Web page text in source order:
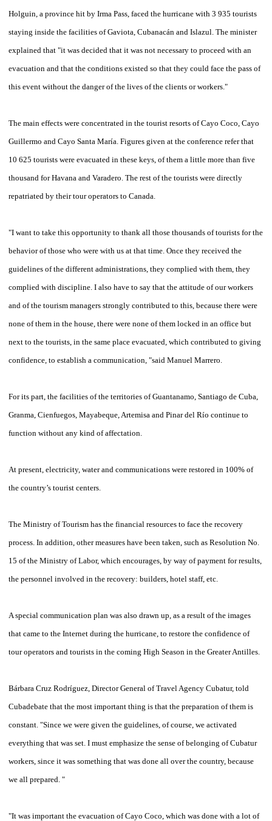
Holguin, a province hit by Irma Pass, faced the hurricane with 3 935 tourists
staying inside the facilities of Gaviota, Cubanacán and Islazul. The minister
explained that "it was decided that it was not necessary to proceed with an
evacuation and that the conditions existed so that they could face the pass of
this event without the danger of the lives of the clients or workers."
The main effects were concentrated in the tourist resorts of Cayo Coco, Cayo
Guillermo and Cayo Santa María. Figures given at the conference refer that
10 625 tourists were evacuated in these keys, of them a little more than five
thousand for Havana and Varadero. The rest of the tourists were directly
repatriated by their tour operators to Canada.
"I want to take this opportunity to thank all those thousands of tourists for the
behavior of those who were with us at that time. Once they received the
guidelines of the different administrations, they complied with them, they
complied with discipline. I also have to say that the attitude of our workers
and of the tourism managers strongly contributed to this, because there were
none of them in the house, there were none of them locked in an office but
next to the tourists, in the same place evacuated, which contributed to giving
confidence, to establish a communication, "said Manuel Marrero.
For its part, the facilities of the territories of Guantanamo, Santiago de Cuba,
Granma, Cienfuegos, Mayabeque, Artemisa and Pinar del Río continue to
function without any kind of affectation.
At present, electricity, water and communications were restored in 100% of
the country’s tourist centers.
The Ministry of Tourism has the financial resources to face the recovery
process. In addition, other measures have been taken, such as Resolution No.
15 of the Ministry of Labor, which encourages, by way of payment for results,
the personnel involved in the recovery: builders, hotel staff, etc.
A special communication plan was also drawn up, as a result of the images
that came to the Internet during the hurricane, to restore the confidence of
tour operators and tourists in the coming High Season in the Greater Antilles.
Bárbara Cruz Rodríguez, Director General of Travel Agency Cubatur, told
Cubadebate that the most important thing is that the preparation of them is
constant. "Since we were given the guidelines, of course, we activated
everything that was set. I must emphasize the sense of belonging of Cubatur
workers, since it was something that was done all over the country, because
we all prepared. "
"It was important the evacuation of Cayo Coco, which was done with a lot of